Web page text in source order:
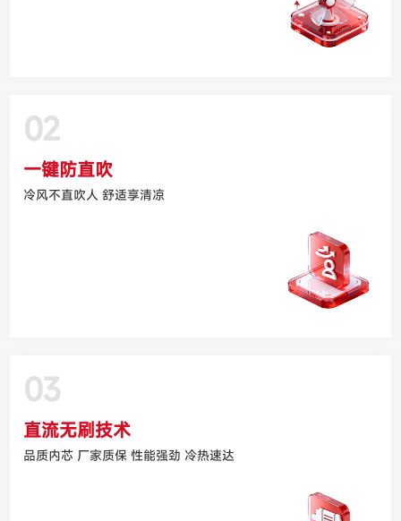
02
一键防直吹
冷风不直吹人 舒适享清凉
03
直流无刷技术
品质内芯 厂家质保 性能强劲 冷热速达